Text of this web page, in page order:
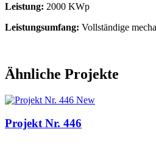
Leistung: 2000 KWp
Leistungsumfang: Vollständige
Ähnliche Projekte
New
Projekt Nr. 446